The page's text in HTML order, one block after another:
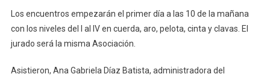
Los encuentros empezarán el primer día a las 10 de la mañana
con los niveles del I al IV en cuerda, aro, pelota, cinta y clavas. El
jurado será la misma Asociación.
Asistieron, Ana Gabriela Díaz Batista, administradora del